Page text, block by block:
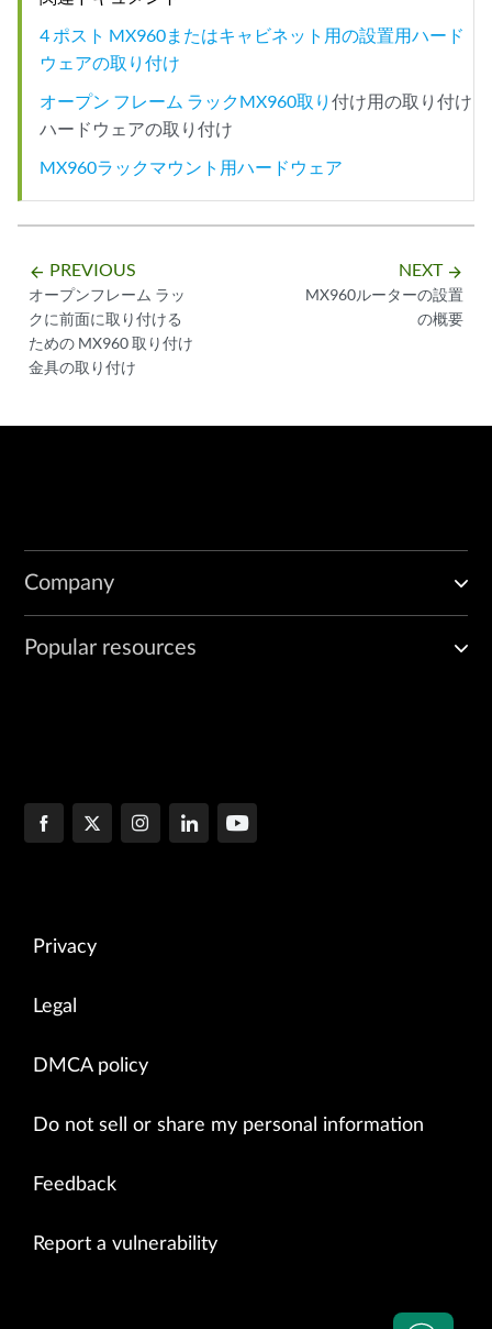
4 ポスト MX960またはキャビネット用の設置用ハード
ウェアの取り付け
オープン フレーム ラックMX960取り 付け用の取り付け
ハードウェアの取り付け
MX960ラックマウント用ハードウェア
arrow_backward PREVIOUS
オープンフレーム ラッ
クに前面に取り付ける
ための MX960 取り付け
金具の取り付け
NEXT arrow_forward
MX960ルーターの設置
の概要
Company
Popular resources
Privacy
Legal
DMCA policy
Do not sell or share my personal information
Feedback
Report a vulnerability